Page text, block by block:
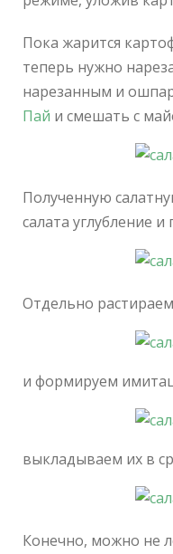
Пока жарится
теперь нужно
нарезанным и
Пай и смешать с
Полученную
салата углубление
Отдельно
и формируем
выкладываем их в
Конечно, можно не